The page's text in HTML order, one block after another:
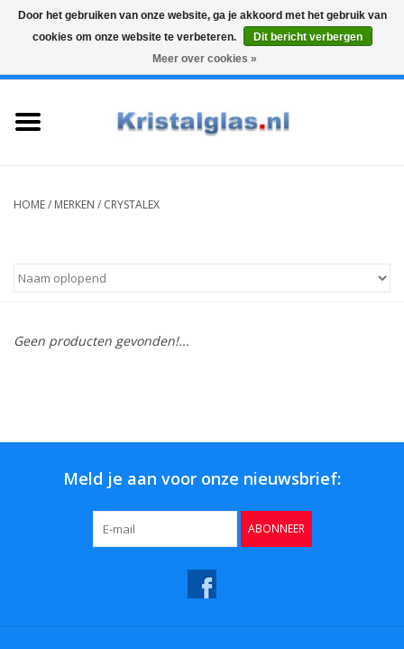
Graveren
Cadeaus
Bar & Wijn
HOME/ MERKEN / CRYSTALEX
Geen producten gevonden!...
Meld je aan voor onze nieuwsbrief:
ABONNEER
Door het gebruiken van onze website, ga je akkoord met het gebruik van
cookies om onze website te verbeteren.
Dit bericht verbergen
Meer over cookies »